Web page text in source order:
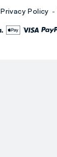
Privacy Policy